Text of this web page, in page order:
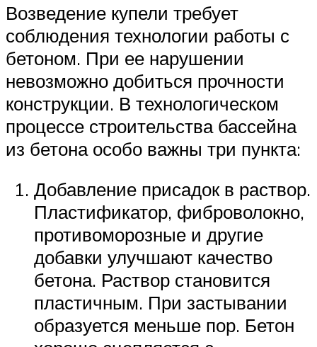
Возведение купели требует
соблюдения технологии работы с
бетоном. При ее нарушении
невозможно добиться прочности
конструкции. В технологическом
процессе строительства бассейна
из бетона особо важны три пункта:
Добавление присадок в раствор.
Пластификатор, фиброволокно,
противоморозные и другие
добавки улучшают качество
бетона. Раствор становится
пластичным. При застывании
образуется меньше пор. Бетон